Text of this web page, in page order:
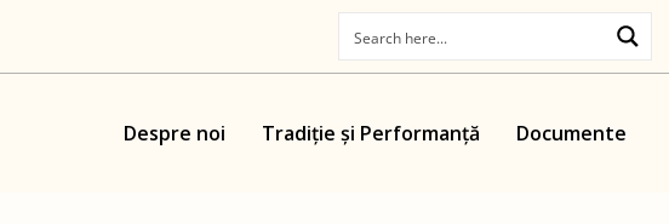
Despre noi Tradiție și Performanță Documente